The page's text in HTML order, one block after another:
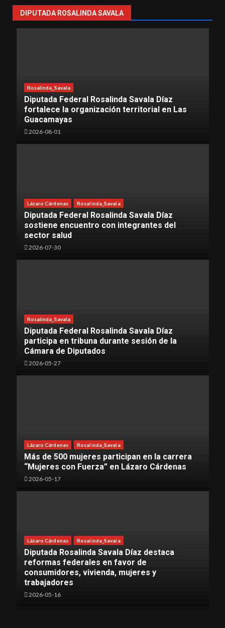
DIPUTADA ROSALINDA SAVALA
Rosalinda_Savala
Diputada Federal Rosalinda Savala Díaz
fortalece la organización territorial en Las
Guacamayas
2026-08-01
Lázaro Cárdenas Rosalinda_Savala
Diputada Federal Rosalinda Savala Díaz
sostiene encuentro con integrantes del
sector salud
2026-07-30
Rosalinda_Savala
Diputada Federal Rosalinda Savala Díaz
participa en tribuna durante sesión de la
Cámara de Diputados
2026-05-27
Lázaro Cárdenas Rosalinda_Savala
Más de 500 mujeres participan en la carrera
“Mujeres con Fuerza” en Lázaro Cárdenas
2026-05-17
Lázaro Cárdenas Rosalinda_Savala
Diputada Rosalinda Savala Díaz destaca
reformas federales en favor de
consumidores, vivienda, mujeres y
trabajadores
2026-05-16